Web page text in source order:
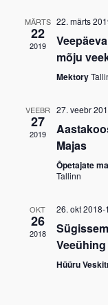
MÄRTS
22
2019
22. märts
mõju
Mektory
VEEBR
27
2019
27. veebr
Majas
Õpetajate
Tallinn
OKT
26
2018
26. okt 2018-
Veeühing
Hüüru